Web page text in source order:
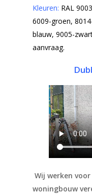
Kleuren: RAL
6009-groen,
blauw, 9005-
aanvraag.
Wij werken
woningbouw